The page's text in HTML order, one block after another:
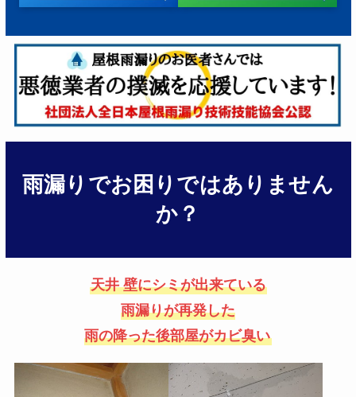
雨漏りでお困りではありません
か？
天井 壁にシミが出来ている
雨漏りが再発した
雨の降った後部屋がカビ臭い